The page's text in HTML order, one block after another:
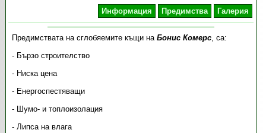
Информация Предимства Галерия
Предимствата на сглобяемите къщи на Бонис Комерс, са:
- Бързо строителство
- Ниска цена
- Енергоспестяващи
- Шумо- и топлоизолация
- Липса на влага